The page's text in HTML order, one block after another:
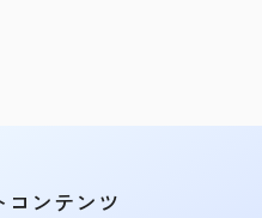
コンテンツ